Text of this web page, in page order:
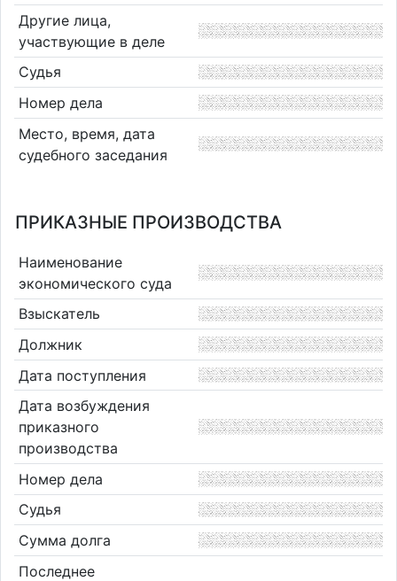
Другие лица,
участвующие в деле
Судья
Номер дела
Место, время, дата
судебного заседания
ПРИКАЗНЫЕ ПРОИЗВОДСТВА
Наименование
экономического суда
Взыскатель
Должник
Дата поступления
Дата возбуждения
приказного
производства
Номер дела
Судья
Сумма долга
Последнее